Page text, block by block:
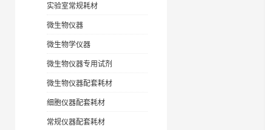
实验室常规耗材
微生物仪器
微生物学仪器
微生物仪器专用试剂
微生物仪器配套耗材
细胞仪器配套耗材
常规仪器配套耗材